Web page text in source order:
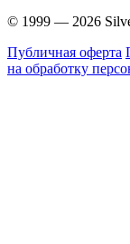
© 1999 — 2026
Публичная оферта
на обработку